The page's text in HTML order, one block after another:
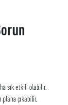
sık etkili olabilir.
plana çıkabilir.